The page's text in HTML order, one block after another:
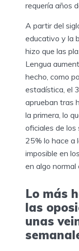
requería años
A partir del
educativo y la
hizo que las
Lengua
hecho, como
estadística, el
aprueban tras
la primera, lo
oficiales de los
25% lo hace a
imposible en
en algo normal
Lo más
las
unas